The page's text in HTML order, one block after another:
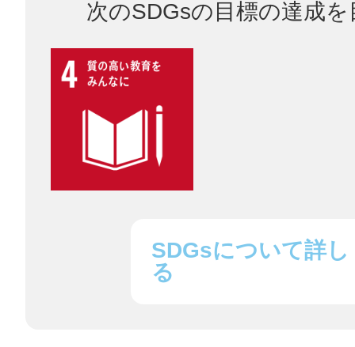
次のSDGsの目標の達成
SDGsについて詳し
る
厚木
鎌倉